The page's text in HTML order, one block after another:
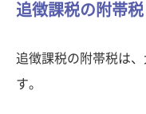
追徴課税の附帯税
追徴課税の附帯税は
す。